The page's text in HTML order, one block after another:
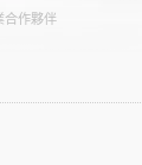
合作夥伴